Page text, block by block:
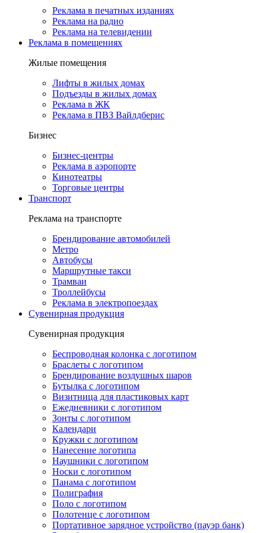
Реклама в печатных изданиях
Реклама на радио
Реклама на телевидении
Реклама в помещениях
Жилые помещения
Лифты в жилых домах
Подъезды в жилых домах
Реклама в ЖК
Реклама в ПВЗ Вайлдберис
Бизнес
Бизнес-центры
Реклама в аэропорте
Кинотеатры
Торговые центры
Транспорт
Реклама на транспорте
Брендирование автомобилей
Метро
Автобусы
Маршрутные такси
Трамваи
Троллейбусы
Реклама в электропоездах
Сувенирная продукция
Сувенирная продукция
Беспроводная колонка с логотипом
Браслеты с логотипом
Брендирование воздушных шаров
Бутылка с логотипом
Визитница для пластиковых карт
Ежедневники с логотипом
Зонты с логотипом
Календари
Кружки с логотипом
Нанесение логотипа
Наушники с логотипом
Носки с логотипом
Панама с логотипом
Полиграфия
Поло с логотипом
Полотенце с логотипом
Портативное зарядное устройство (пауэр банк)